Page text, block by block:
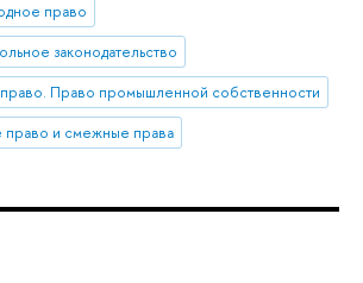
право
законодательство
право. Право промышленной собственности
право и смежные права